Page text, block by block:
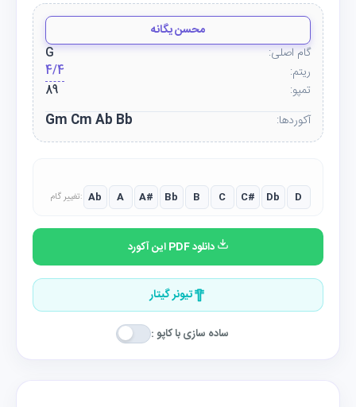
محسن یگانه
گام اصلی:
G
ریتم:
4/4
تمپو:
89
آکوردها:
Gm Cm Ab Bb
تغییر گام: Ab A A# Bb B C C# Db D
دانلود PDF این آکورد
تیونر گیتار
ساده سازی با کاپو :